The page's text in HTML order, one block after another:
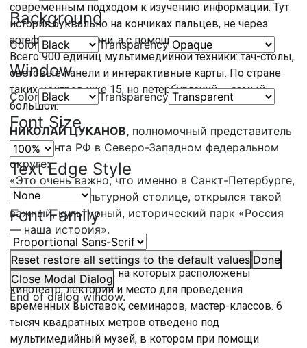
Background
Color Transparency
Window
Color Transparency
Font Size
Text Edge Style
Font Family
Reset restore all settings to the default values Done
Close Modal Dialog
End of dialog window.
современным подходом к изучению информации. Тут
история буквально на кончиках пальцев, не через
артефакты времени, а с помощью прикосновений.
Всего 900 единиц мультимедийной техники: тач-столы,
световые панели и интерактивные карты. По стране
таких центров уже 15, но петербургский — самый
большой.
НИКОЛАЙ ЦУКАНОВ, полномочный представитель
президента РФ в Северо-Западном федеральном
округе:
«Это очень важно, что именно в Санкт-Петербурге,
в историко-культурной столице, открылся такой
важный, культурный, исторический парк «Россия
— наша история».
Общая площадь исторического парка — 15 тысяч
квадратных метров, на которых расположены
кинотеатр, лектории и место для проведения
временных выставок, семинаров, мастер-классов. 6
тысяч квадратных метров отведено под
мультимедийный музей, в котором при помощи